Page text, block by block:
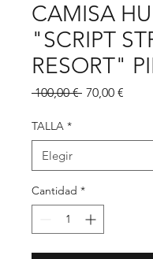
CAMISA
"SCRIPT
RESORT"
100,00 € Precio
70,00 €
TALLA *
Cantidad *